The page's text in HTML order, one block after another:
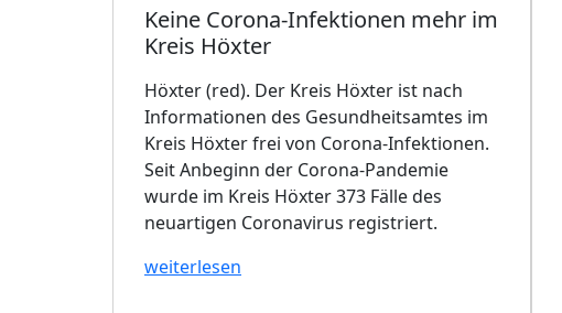
Keine Corona-Infektionen mehr im
Kreis Höxter
Höxter (red). Der Kreis Höxter ist nach
Informationen des Gesundheitsamtes im
Kreis Höxter frei von Corona-Infektionen.
Seit Anbeginn der Corona-Pandemie
wurde im Kreis Höxter 373 Fälle des
neuartigen Coronavirus registriert.
weiterlesen